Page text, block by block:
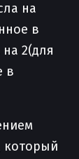
на
в
2(для
в
который